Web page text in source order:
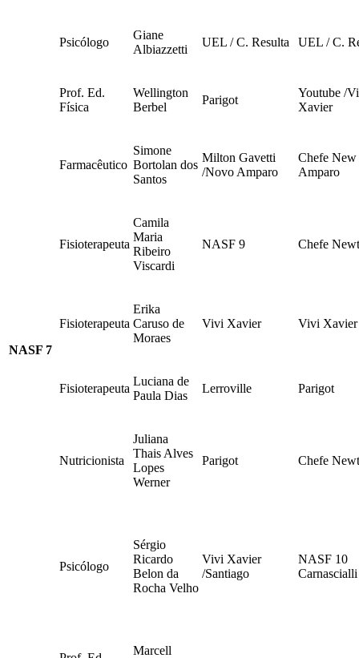
Psicólogo
Giane
Albiazzetti
UEL / C. Resulta UEL / C.
NASF 7
Prof. Ed.
Física
Wellington
Berbel
Parigot
Youtube /
Xavier
Farmacêutico
Simone
Bortolan dos
Santos
Milton Gavetti
/Novo Amparo
Chefe
Amparo
Fisioterapeuta
Camila
Maria
Ribeiro
Viscardi
NASF 9 Chefe
Fisioterapeuta
Erika
Caruso de
Moraes
Vivi Xavier Vivi Xavier
Fisioterapeuta
Luciana de
Paula Dias
Lerroville Parigot
Nutricionista
Juliana
Thais Alves
Lopes
Werner
Parigot Chefe
Psicólogo
Sérgio
Ricardo
Belon da
Rocha Velho
Vivi Xavier
/Santiago
NASF 10
Carnascialli
Marcell